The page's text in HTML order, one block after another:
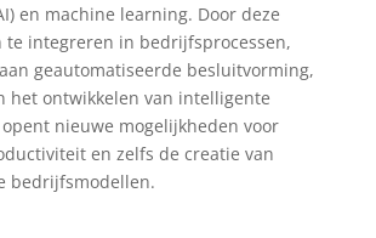
en machine learning. Door deze
te integreren in bedrijfsprocessen,
geautomatiseerde besluitvorming,
het ontwikkelen van intelligente
nieuwe mogelijkheden voor
en zelfs de creatie van
bedrijfsmodellen.